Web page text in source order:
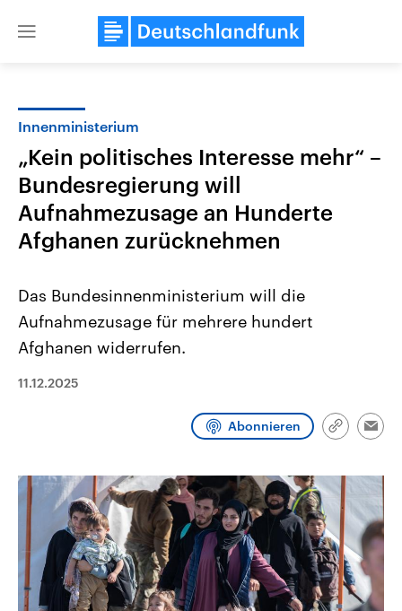
Close
Landtagswahl Sachsen-Anhalt
2026
Alle Informationen
Sachsen-Anhalt wählt am 6.
Landtag. Seit 2021 wird das
Wahlprogramme, aktuelle Berichte
Wahl.
USA
Aktuelle Beiträge,
aktuelle Weltgeschehen.
Audio-Archiv
Innenministerium
„Kein politisches Interesse mehr“ –
Bundesregierung will
Aufnahmezusage an Hunderte
Afghanen zurücknehmen
Das Bundesinnenministerium will die
Aufnahmezusage für mehrere hundert
Afghanen widerrufen.
11.12.2025
Abonnieren
Link